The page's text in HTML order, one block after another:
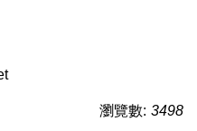
瀏覽數: 3498